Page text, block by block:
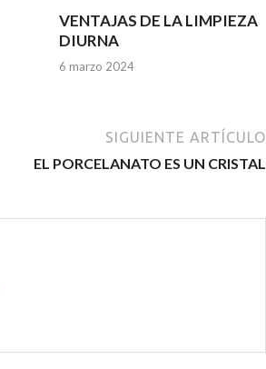
VENTAJAS DE LA LIMPIEZA
DIURNA
6 marzo 2024
SIGUIENTE ARTÍCULO
EL PORCELANATO ES UN CRISTAL